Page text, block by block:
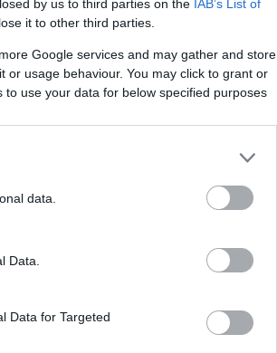
by us to third parties on the IAB’s List of
it to other third parties.
Google services and may gather and store
or usage behaviour. You may click to grant or
use your data for below specified purposes
data.
Data.
Data for Targeted